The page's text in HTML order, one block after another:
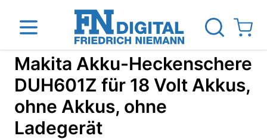
Direkt zum Inhalt
Das Unternehmen Standorte
View
Makita Akku-Heckenschere
DUH601Z für 18 Volt Akkus,
ohne Akkus, ohne
Ladegerät